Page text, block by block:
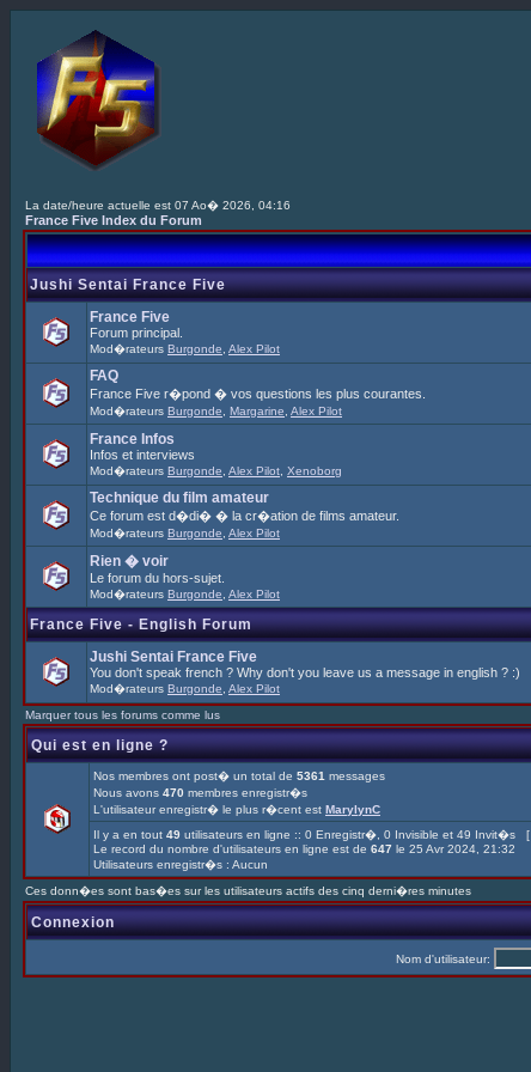
La date/heure actuelle est 07 Ao� 2026, 04:16
France Five Index du Forum
Jushi Sentai France Five
France Five
Forum principal.
Mod�rateurs Burgonde Alex Pilot
FAQ
France Five r�pond � vos questions les plus courantes.
Mod�rateurs Burgonde Margarine Alex Pilot
France Infos
Infos et interviews
Mod�rateurs Burgonde Alex Pilot Xenoborg
Technique du film amateur
Ce forum est d�di� � la cr�ation de films amateur.
Mod�rateurs Burgonde Alex Pilot
Rien � voir
Le forum du hors-sujet.
Mod�rateurs Burgonde Alex Pilot
France Five - English Forum
Jushi Sentai France Five
You don't speak french ? Why don't you leave us a message in english ? :)
Mod�rateurs Burgonde Alex Pilot
Marquer tous les forums comme lus
Qui est en ligne ?
Nos membres ont post� un total de 5361 messages
Nous avons 470 membres enregistr�s
L'utilisateur enregistr� le plus r�cent est MarylynC
Il y a en tout 49 utilisateurs en ligne :: 0 Enregistr�, 0 Invisible et 49 Invit�s [
Le record du nombre d'utilisateurs en ligne est de 647 le 25 Avr 2024, 21:32
Utilisateurs enregistr�s : Aucun
Ces donn�es sont bas�es sur les utilisateurs actifs des cinq derni�res minutes
Connexion
Nom d'utilisateur: